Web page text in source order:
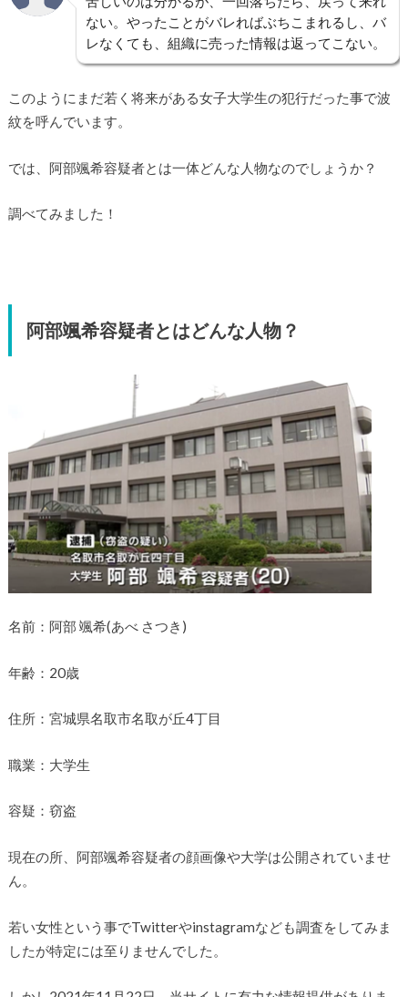
ない。やったことがバレればぶちこまれるし、バ
レなくても、組織に売った情報は返ってこない。
このようにまだ若く将来がある女子大学生の犯行だった事で波
紋を呼んでいます。
では、阿部颯希容疑者とは一体どんな人物なのでしょうか？
調べてみました！
阿部颯希容疑者とはどんな人物？
名前：阿部 颯希(あべ さつき)
年齢：20歳
住所：宮城県名取市名取が丘4丁目
職業：大学生
容疑：窃盗
現在の所、阿部颯希容疑者の顔画像や大学は公開されていませ
ん。
若い女性という事でTwitterやinstagramなども調査をしてみま
したが特定には至りませんでした。